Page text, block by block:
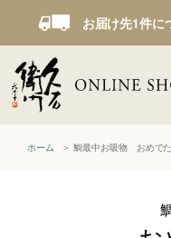
お届け先1件に
ホーム 鯛最中お吸物 おめで